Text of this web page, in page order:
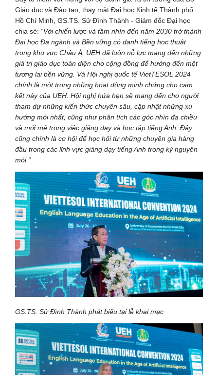
Giáo dục và Đào tạo, thay mặt Đại học Kinh tế Thành phố
Hồ Chí Minh, GS.TS. Sử Đình Thành - Giám đốc Đại học
chia sẻ: “Với chiến lược và tầm nhìn đến năm 2030 trở thành
Đại học Đa ngành và Bền vững có danh tiếng học thuật
trong khu vực Châu Á, UEH đã luôn nỗ lực mang đến những
giá trị giáo dục toàn diện cho cộng đồng để hướng đến một
tương lai bền vững. Và Hội nghị quốc tế VietTESOL 2024
chính là một trong những hoạt động minh chứng cho cam
kết này của UEH. Hội nghị hứa hẹn sẽ mang đến cho người
tham dự những kiến thức chuyên sâu, cập nhật những xu
hướng mới nhất, cũng như phân tích các góc nhìn đa chiều
và mới mẻ trong việc giảng dạy và học tập tiếng Anh. Đây
cũng chính là cơ hội để học hỏi từ những chuyên gia hàng
đầu trong các lĩnh vực giảng dạy tiếng Anh trong kỷ nguyên
mới.”
GS.TS. Sử Đình Thành phát biểu tại lễ khai mạc